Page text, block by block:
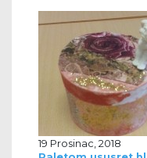
19 Prosinac, 2018